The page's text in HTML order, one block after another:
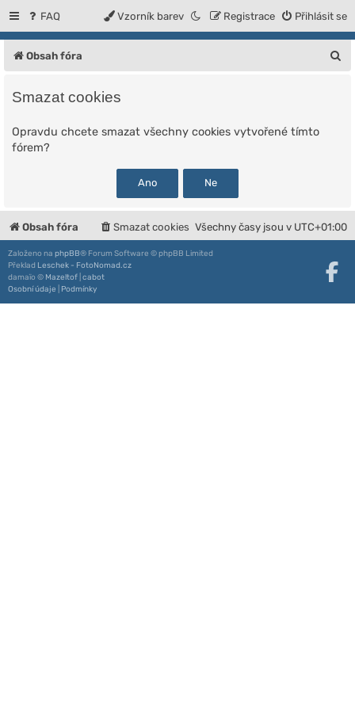
FAQ Přihlásit se
Registrace
Vzorník barev
Obsah fóra
Smazat cookies
Opravdu chcete smazat všechny cookies vytvořené tímto
fórem?
Obsah fóra Všechny časy jsou v UTC+01:00
Smazat cookies
Založeno na phpBB® Forum Software © phpBB Limited
Překlad Leschek - FotoNomad.cz
damaïo © Mazeltof cabot
Osobní údaje
Podmínky